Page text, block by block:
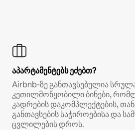
აპარტამენტებს ეძებთ?
Airbnb‑ზე განთავსებულია
კეთილმოწყობილი ბინები,
კადრების დაკომპლექტების,
განთავსების საჭიროებისა და
ცვლილების დროს.